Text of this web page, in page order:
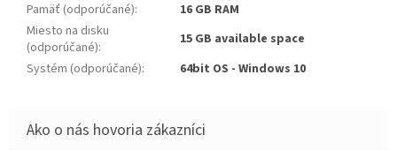
Pamäť (odporúčané):
16 GB RAM
Miesto na disku
(odporúčané):
15 GB available space
Systém (odporúčané): 64bit OS - Windows 10